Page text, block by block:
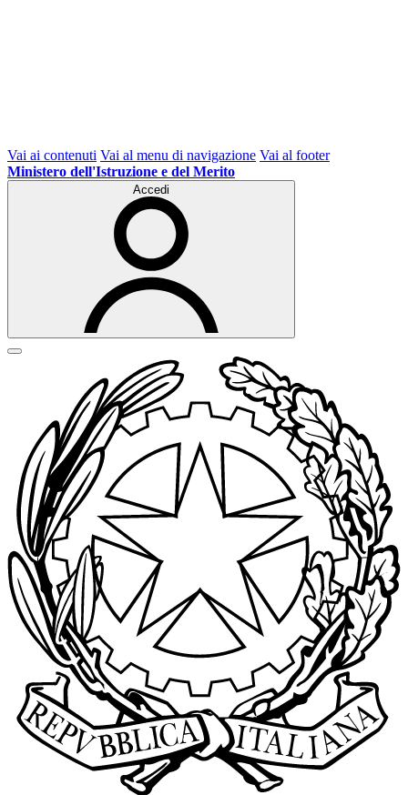
Vai ai contenuti Vai al menu di navigazione Vai al footer
Ministero dell'Istruzione e del Merito
Accedi